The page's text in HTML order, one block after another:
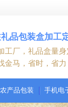
品包装盒加工
工厂，礼品盒量
金马，省时，省
产品包装 手机电